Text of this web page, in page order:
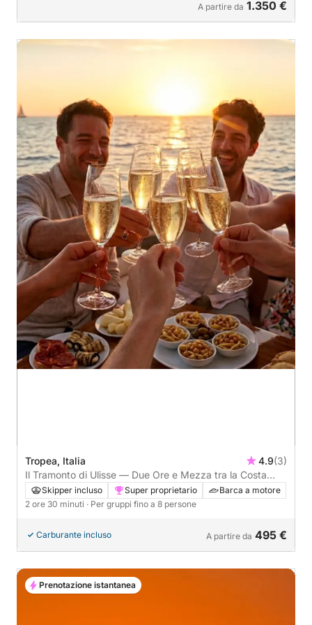
A partire da 1.350 €
Tropea, Italia 4.9(3)
Il Tramonto di Ulisse — Due Ore e Mezza tra la Costa
degli Dei e la Grotta del Palombaro da Tropea
Skipper incluso Super proprietario
Barca a motore
2 ore 30 minuti · Per gruppi fino a 8 persone
Carburante incluso A partire da 495 €
Prenotazione istantanea